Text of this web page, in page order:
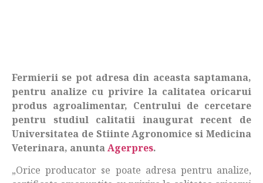
Fermierii se pot adresa din aceasta saptamana,
pentru analize cu privire la calitatea oricarui
produs agroalimentar, Centrului de cercetare
pentru studiul calitatii inaugurat recent de
Universitatea de Stiinte Agronomice si Medicina
Veterinara, anuntaAgerpres.
„Orice producator se poate adresa pentru analize,